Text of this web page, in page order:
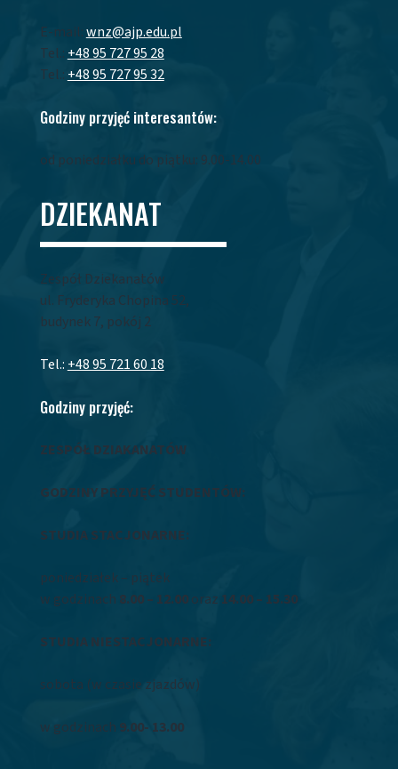
E-mail:wnz@ajp.edu.pl
Tel.: +48 95 727 95 28
Tel.: +48 95 727 95 32
Godziny przyjęć interesantów:
od poniedziałku do piątku: 9.00-14.00
DZIEKANAT
Zespół Dziekanatów
ul. Fryderyka Chopina 52,
budynek 7, pokój 2
Tel.: +48 95 721 60 18
Godziny przyjęć:
ZESPÓŁ DZIAKANATÓW
GODZINY PRZYJĘĆ STUDENTÓW:
STUDIA STACJONARNE:
poniedziałek – piątek
w godzinach 8.00 – 12.00oraz 14.00 – 15.30
STUDIA NIESTACJONARNE:
sobota (w czasie zjazdów)
w godzinach 9.00- 13.00